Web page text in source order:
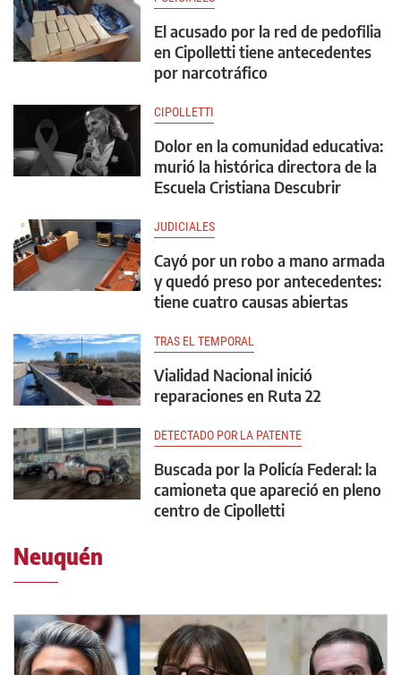
El acusado por la red de pedofilia
en Cipolletti tiene antecedentes
por narcotráfico
CIPOLLETTI
Dolor en la comunidad educativa:
murió la histórica directora de la
Escuela Cristiana Descubrir
JUDICIALES
Cayó por un robo a mano armada
y quedó preso por antecedentes:
tiene cuatro causas abiertas
TRAS EL TEMPORAL
Vialidad Nacional inició
reparaciones en Ruta 22
DETECTADO POR LA PATENTE
Buscada por la Policía Federal: la
camioneta que apareció en pleno
centro de Cipolletti
Neuquén